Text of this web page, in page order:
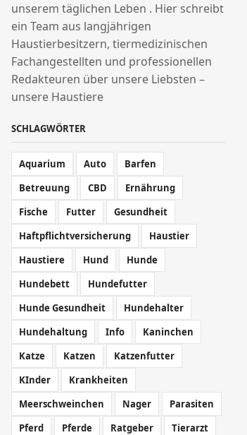
unserem täglichen Leben . Hier schreibt
ein Team aus langjährigen
Haustierbesitzern, tiermedizinischen
Fachangestellten und professionellen
Redakteuren über unsere Liebsten –
unsere Haustiere
SCHLAGWÖRTER
Aquarium Auto
Barfen
Betreuung
CBD
Ernährung
Fische
Futter
Gesundheit
Haftpflichtversicherung
Haustier
Haustiere
Hund
Hunde
Hundebett
Hundefutter
Hunde Gesundheit
Hundehalter
Hundehaltung
Info
Kaninchen
Katze
Katzen
Katzenfutter
KInder
Krankheiten
Meerschweinchen
Nager
Parasiten
Pferd
Pferde Ratgeber
Tierarzt